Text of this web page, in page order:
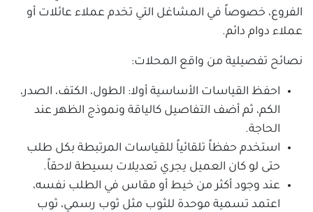
الفروع، خصوصاً في المشاغل التي تخدم عملاء عائلات أو
عملاء دوام دائم.
نصائح تفصيلية من واقع المحلات:
احفظ القياسات الأساسية أولا: الطول، الكتف، الصدر،
الكم، ثم أضف التفاصيل كالياقة ونموذج الظهر عند
الحاجة.
استخدم حفظاً تلقائياً للقياسات المرتبطة بكل طلب
حتى لو كان العميل يجري تعديلات بسيطة لاحقاً.
عند وجود أكثر من خيط أو مقاس في الطلب نفسه،
اعتمد تسمية موحدة للثوب مثل ثوب رسمي، ثوب